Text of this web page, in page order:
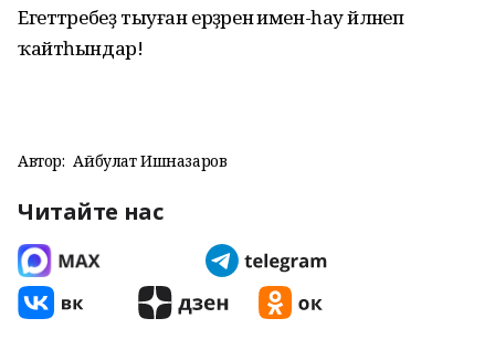
Егеттәребеҙ тыуған ерҙәренә имен-һау әйләнеп
ҡайтһындар!
Автор: Айбулат Ишназаров
Читайте нас